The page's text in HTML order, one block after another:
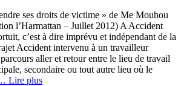
ses droits de victime » de Me Mouhou
l’Harmattan – Juillet 2012) A Accident
c’est à dire imprévu et indépendant de la
Accident intervenu à un travailleur
aller et retour entre le lieu de travail
secondaire ou tout autre lieu où le
Lire plus